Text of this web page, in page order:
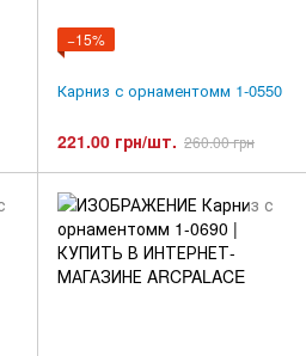
−15%
Карниз с орнаментомм 1-0550
221.00 грн/шт. 260.00 грн